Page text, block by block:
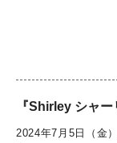
『Shirley シャー
2024年7月5日（金